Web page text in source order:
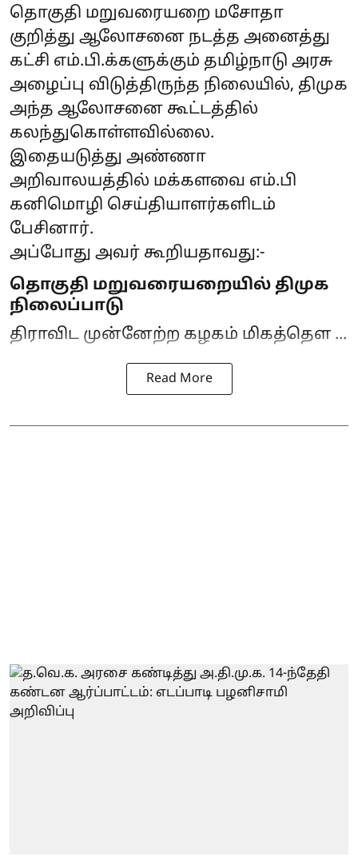
தொகுதி மறுவரையறை மசோதா
குறித்து ஆலோசனை நடத்த அனைத்து
கட்சி எம்.பி.க்களுக்கும் தமிழ்நாடு அரசு
அழைப்பு விடுத்திருந்த நிலையில், திமுக
அந்த ஆலோசனை கூட்டத்தில்
கலந்துகொள்ளவில்லை.
இதையடுத்து அண்ணா
அறிவாலயத்தில் மக்களவை எம்.பி
கனிமொழி செய்தியாளர்களிடம்
பேசினார்.
அப்போது அவர் கூறியதாவது:-
தொகுதி மறுவரையறையில் திமுக
நிலைப்பாடு
திராவிட முன்னேற்ற கழகம் மிகத்தெள ...
Read More